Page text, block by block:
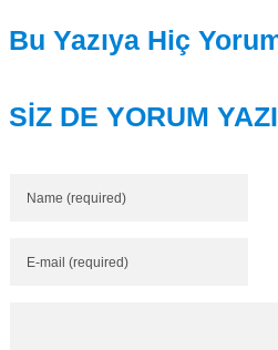
Bu Yazıya Hiç
SİZ DE YORUM